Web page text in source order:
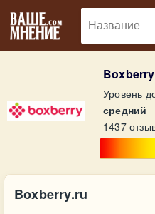
Уровень
средний
1437
Boxberry.ru